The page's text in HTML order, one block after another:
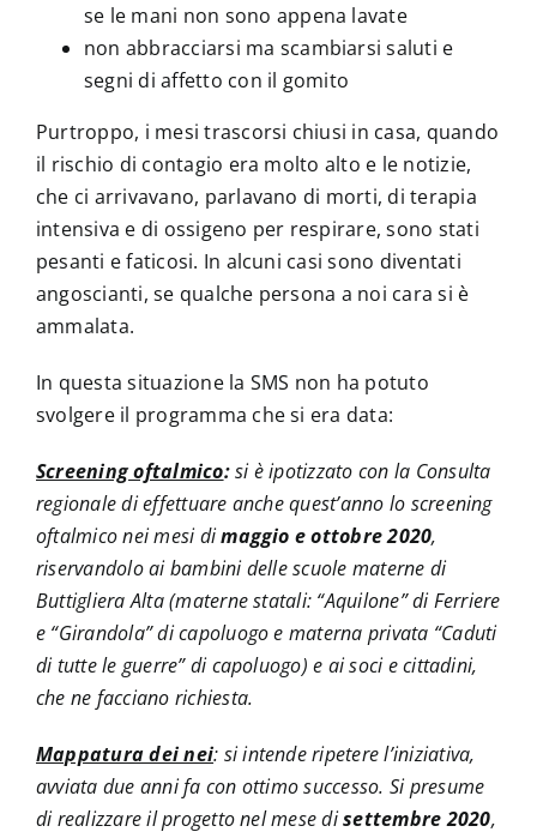
se le mani non sono appena lavate
non abbracciarsi ma scambiarsi saluti e
segni di affetto con il gomito
Purtroppo, i mesi trascorsi chiusi in casa, quando
il rischio di contagio era molto alto e le notizie,
che ci arrivavano, parlavano di morti, di terapia
intensiva e di ossigeno per respirare, sono stati
pesanti e faticosi. In alcuni casi sono diventati
angoscianti, se qualche persona a noi cara si è
ammalata.
In questa situazione la SMS non ha potuto
svolgere il programma che si era data:
Screening oftalmico:si è ipotizzato con la Consulta
regionale di effettuare anche quest’anno lo screening
oftalmico nei mesi dimaggio e ottobre 2020,
riservandolo ai bambini delle scuole materne di
Buttigliera Alta (materne statali: “Aquilone” di Ferriere
e “Girandola” di capoluogo e materna privata “Caduti
di tutte le guerre” di capoluogo) e ai soci e cittadini,
che ne facciano richiesta.
Mappatura dei nei: si intende ripetere l’iniziativa,
avviata due anni fa con ottimo successo. Si presume
di realizzare il progetto nel mese disettembre 2020,